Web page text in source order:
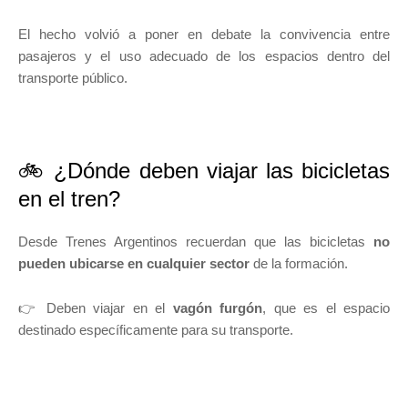
El hecho volvió a poner en debate la convivencia entre
pasajeros y el uso adecuado de los espacios dentro del
transporte público.
🚲 ¿Dónde deben viajar las bicicletas
en el tren?
Desde Trenes Argentinos recuerdan que las bicicletas no
pueden ubicarse en cualquier sector de la formación.
👉 Deben viajar en el vagón furgón, que es el espacio
destinado específicamente para su transporte.